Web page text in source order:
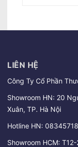
LIÊN HỆ
Công Ty Cổ Phần
Showroom HN: 20
Xuân, TP. Hà Nội
Hotline HN:
Showroom HCM: